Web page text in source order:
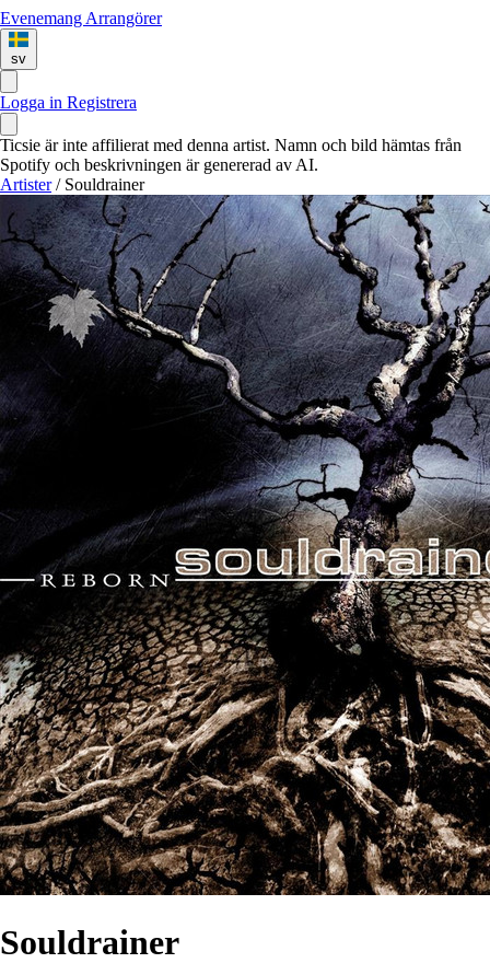
Evenemang Arrangörer
sv
Logga in Registrera
Ticsie är inte affilierat med denna artist. Namn och bild hämtas från
Spotify och beskrivningen är genererad av AI.
Artister / Souldrainer
Souldrainer